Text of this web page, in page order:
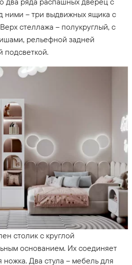
ними – три выдвижных ящика с
стеллажа – полукруглый, с
рельефной задней
подсветкой.
столик с круглой
основанием. Их соединяет
ножка. Два стула – мебель для